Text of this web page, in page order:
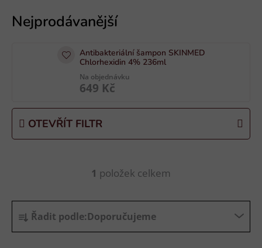
Antibakteriální šampon SKINMED
Chlorhexidin 4% 236ml
Na objednávku
649 Kč
Ř
a
z
Řadit podle:Doporučujeme
OTEVŘÍT FILTR
ý
p
o
d
u
O
l
á
d
1 položek celkem